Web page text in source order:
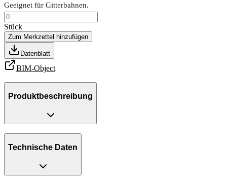
Geeignet für Gitterbahnen.
Stück
Zum Merkzettel hinzufügen
Datenblatt
BIM-Object
Produktbeschreibung
Technische Daten